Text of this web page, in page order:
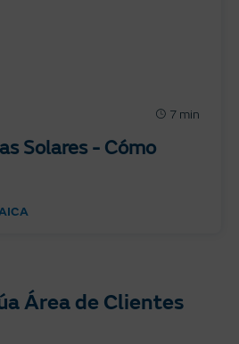
7 min
Solares - Cómo
Área de Clientes